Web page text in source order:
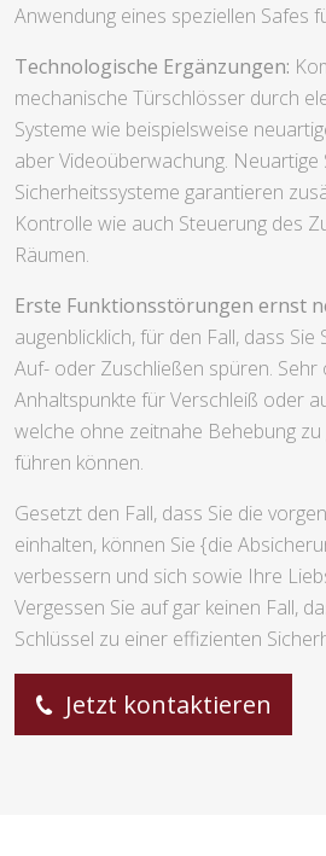
Anwendung eines speziellen Safes
Technologische Ergänzungen:
mechanische Türschlösser durch
Systeme wie beispielsweise
aber Videoüberwachung. Neuartige
Sicherheitssysteme garantieren
Kontrolle wie auch Steuerung des
Räumen.
Erste Funktionsstörungen ernst
augenblicklich, für den Fall, dass Sie
Auf- oder Zuschließen spüren.
Anhaltspunkte für Verschleiß oder
welche ohne zeitnahe Behebung
führen können.
Gesetzt den Fall, dass Sie die
einhalten, können Sie {die
verbessern und sich sowie Ihre
Vergessen Sie auf gar keinen Fall,
Schlüssel zu einer effizienten
Jetzt kontaktieren